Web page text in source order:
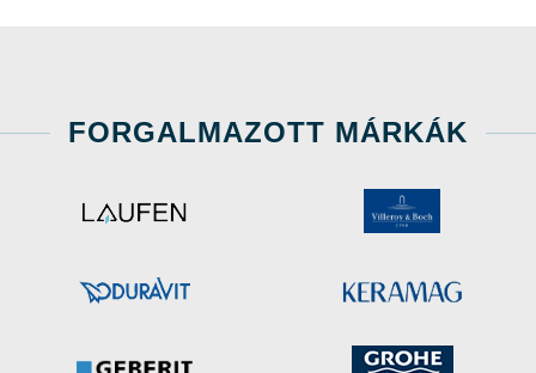
FORGALMAZOTT MÁRKÁK